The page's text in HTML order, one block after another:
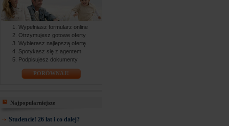
Wypełniasz formularz online
Otrzymujesz gotowe oferty
Wybierasz najlepszą ofertę
Spotykasz się z agentem
Podpisujesz dokumenty
PORÓWNAJ!
Najpopularniejsze
Studencie! 26 lat i co dalej?